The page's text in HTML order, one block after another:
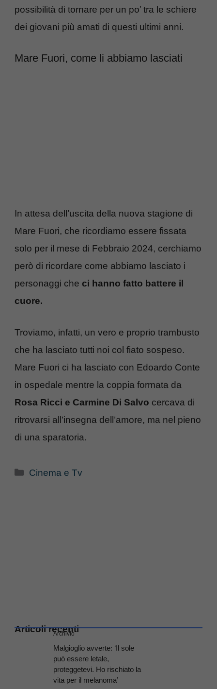
possibilità di tornare per un po’ tra le schiere
dei giovani più amati di questi ultimi anni.
Mare Fuori, come li abbiamo lasciati
In attesa dell’uscita della nuova stagione di
Mare Fuori, che ricordiamo essere fissata
solo per il mese di Febbraio 2024, cerchiamo
però di ricordare come abbiamo lasciato i
personaggi che ci hanno fatto battere il
cuore.
Troviamo, infatti, un vero e proprio trambusto
che ha lasciato tutti noi col fiato sospeso.
Mare Fuori ci ha lasciato con Edoardo Conte
in ospedale mentre la coppia formata da
Rosa Ricci e Carmine Di Salvo cercava di
ritrovarsi all’insegna dell’amore, ma nel pieno
di una sparatoria.
Categorie
Cinema e Tv
Articoli recenti
Archivio
Malgioglio avverte: ‘Il sole
può essere letale,
proteggetevi. Ho rischiato la
vita per il melanoma’